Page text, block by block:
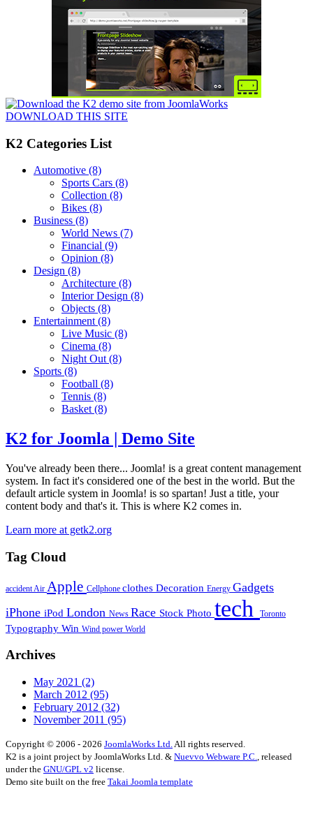
DOWNLOAD THIS SITE
K2 Categories List
Automotive (8)
Sports Cars (8)
Collection (8)
Bikes (8)
Business (8)
World News (7)
Financial (9)
Opinion (8)
Design (8)
Architecture (8)
Interior Design (8)
Objects (8)
Entertainment (8)
Live Music (8)
Cinema (8)
Night Out (8)
Sports (8)
Football (8)
Tennis (8)
Basket (8)
K2 for Joomla | Demo Site
You've already been there... Joomla! is a great content management
system. In fact it's considered one of the best in the world. But the
default article system in Joomla! is so spartan! Just a title, your
content body and that's it. This is where K2 comes in.
Learn more at getk2.org
Tag Cloud
accident Air Apple Cellphone clothes Decoration Energy Gadgets
iPhone iPod London News Race Stock Photo tech Toronto
Typography Win Wind power World
Archives
May 2021 (2)
March 2012 (95)
February 2012 (32)
November 2011 (95)
Copyright © 2006 - 2026 JoomlaWorks Ltd.All rights reserved.
K2 is a joint project by JoomlaWorks Ltd. & Nuevvo Webware P.C., released
under the GNU/GPL v2 license.
Demo site built on the free Takai Joomla template